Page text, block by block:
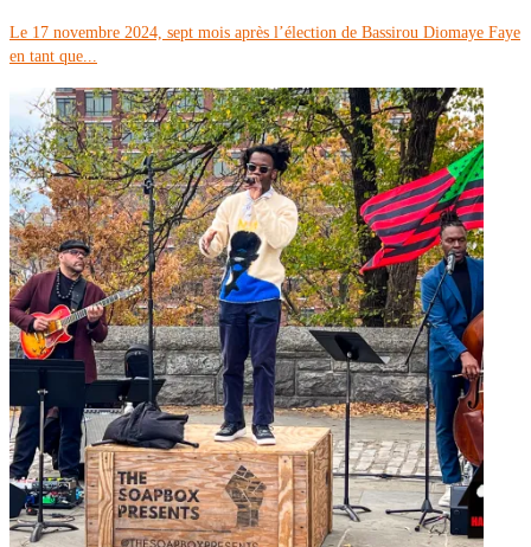
Le 17 novembre 2024, sept mois après l’élection de Bassirou Diomaye Faye
en tant que...